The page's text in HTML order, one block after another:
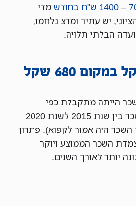
מדי
יש עתיד ומרצ נלחמו,
הבלתי תלויה.
עליה מצטברת של 5,300 שקל במקום 680 שקל
הייתה מתקבלת כפי
שהציעה הוועדה – לפי מדד המחירים – השכר בין שנת 2015 לשנת 2020
ירד השכר היה אמור לקפוא). פתרון
השכר הממוצע ויוקר
יותר לאורך השנים.